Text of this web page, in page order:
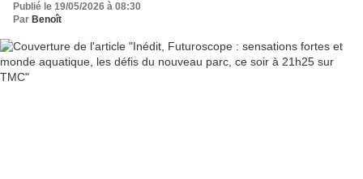
Publié le 19/05/2026 à 08:30
Par Benoît